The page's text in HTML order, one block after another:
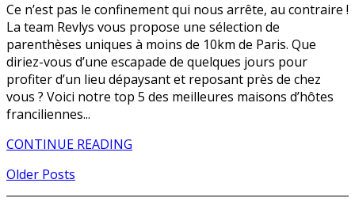
Ce n’est pas le confinement qui nous arrête, au contraire !
La team Revlys vous propose une sélection de
parenthèses uniques à moins de 10km de Paris. Que
diriez-vous d’une escapade de quelques jours pour
profiter d’un lieu dépaysant et reposant près de chez
vous ? Voici notre top 5 des meilleures maisons d’hôtes
franciliennes...
CONTINUE READING
Older Posts